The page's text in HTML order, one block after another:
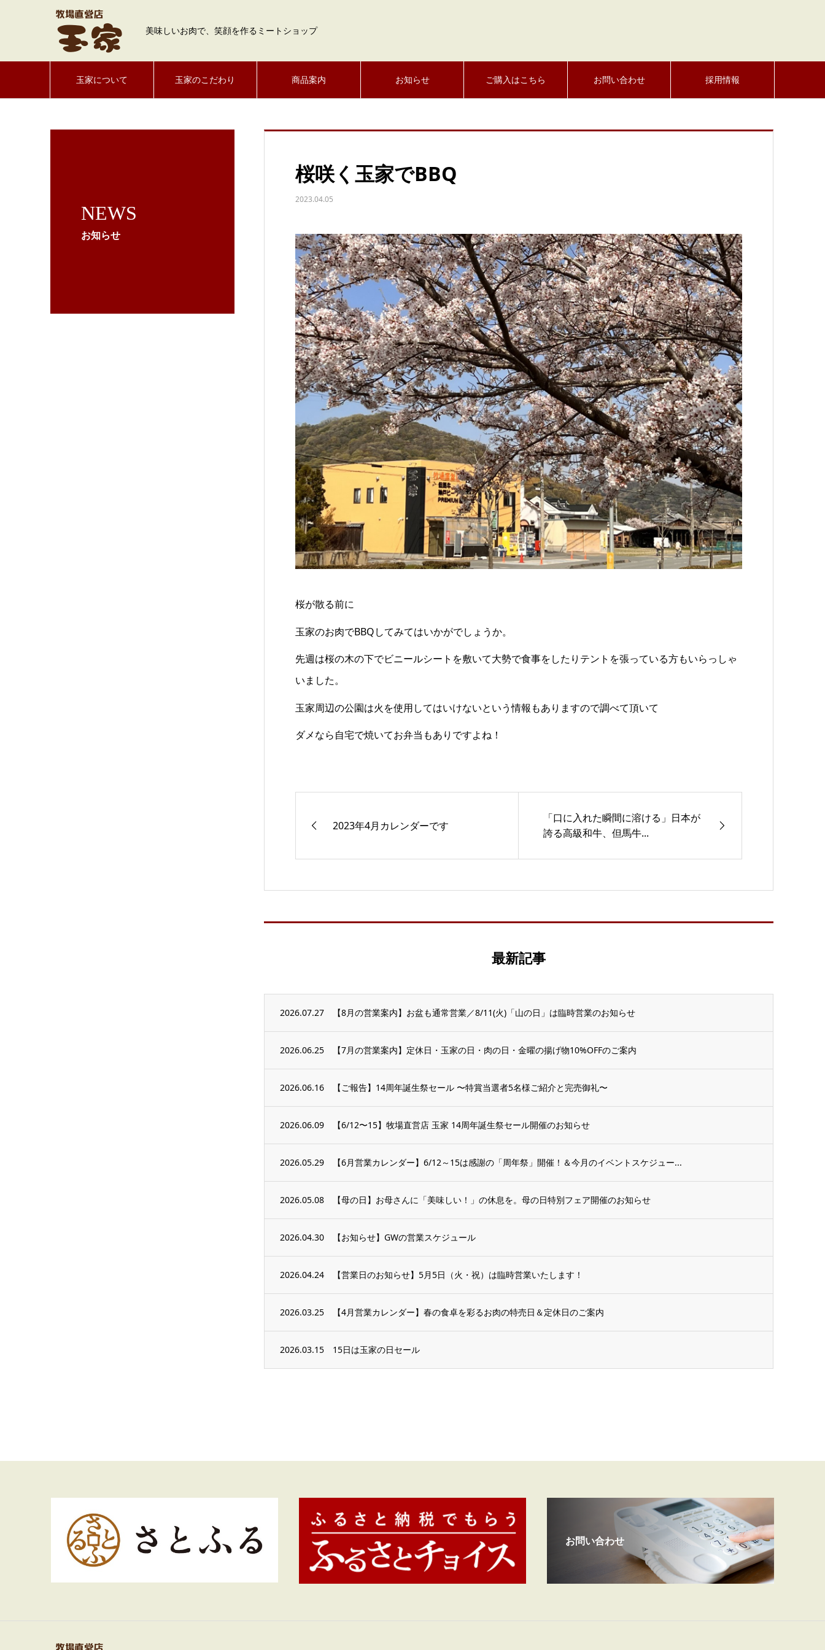
美味しいお肉で、笑顔を作るミートショップ
玉家について 玉家のこだわり 商品案内 お知らせ ご購入はこちら お問い合わせ 採用情報
NEWS
お知らせ
桜咲く玉家でBBQ
2023.04.05
桜が散る前に
玉家のお肉でBBQしてみてはいかがでしょうか。
先週は桜の木の下でビニールシートを敷いて大勢で食事をしたりテントを張っている方もいらっしゃ
いました。
玉家周辺の公園は火を使用してはいけないという情報もありますので調べて頂いて
ダメなら自宅で焼いてお弁当もありですよね！
2023年4月カレンダーです
「口に入れた瞬間に溶ける」日本が
誇る高級和牛、但馬牛...
最新記事
2026.07.27 【8月の営業案内】お盆も通常営業／8/11(火)「山の日」は臨時営業のお知らせ
2026.06.25 【7月の営業案内】定休日・玉家の日・肉の日・金曜の揚げ物10%OFFのご案内
2026.06.16 【ご報告】14周年誕生祭セール 〜特賞当選者5名様ご紹介と完売御礼〜
2026.06.09 【6/12〜15】牧場直営店 玉家 14周年誕生祭セール開催のお知らせ
2026.05.29 【6月営業カレンダー】6/12～15は感謝の「周年祭」開催！＆今月のイベントスケジュー...
2026.05.08 【母の日】お母さんに「美味しい！」の休息を。母の日特別フェア開催のお知らせ
2026.04.30 【お知らせ】GWの営業スケジュール
2026.04.24 【営業日のお知らせ】5月5日（火・祝）は臨時営業いたします！
2026.03.25 【4月営業カレンダー】春の食卓を彩るお肉の特売日＆定休日のご案内
2026.03.15 15日は玉家の日セール
お問い合わせ